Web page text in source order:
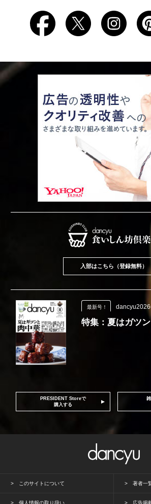
入部はこちら（登録無料）
最新号！
特集：夏はガツ
PRESIDENT Storeで
購入する
このサイトについて 著者一